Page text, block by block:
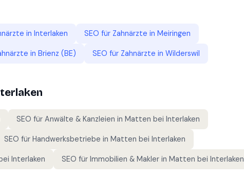
in Interlaken SEO für Zahnärzte in Meiringen
in Brienz (BE) SEO für Zahnärzte in Wilderswil
SEO für Anwälte & Kanzleien in Matten bei Interlaken
SEO für Handwerksbetriebe in Matten bei Interlaken
Interlaken SEO für Immobilien & Makler in Matten bei Interlaken